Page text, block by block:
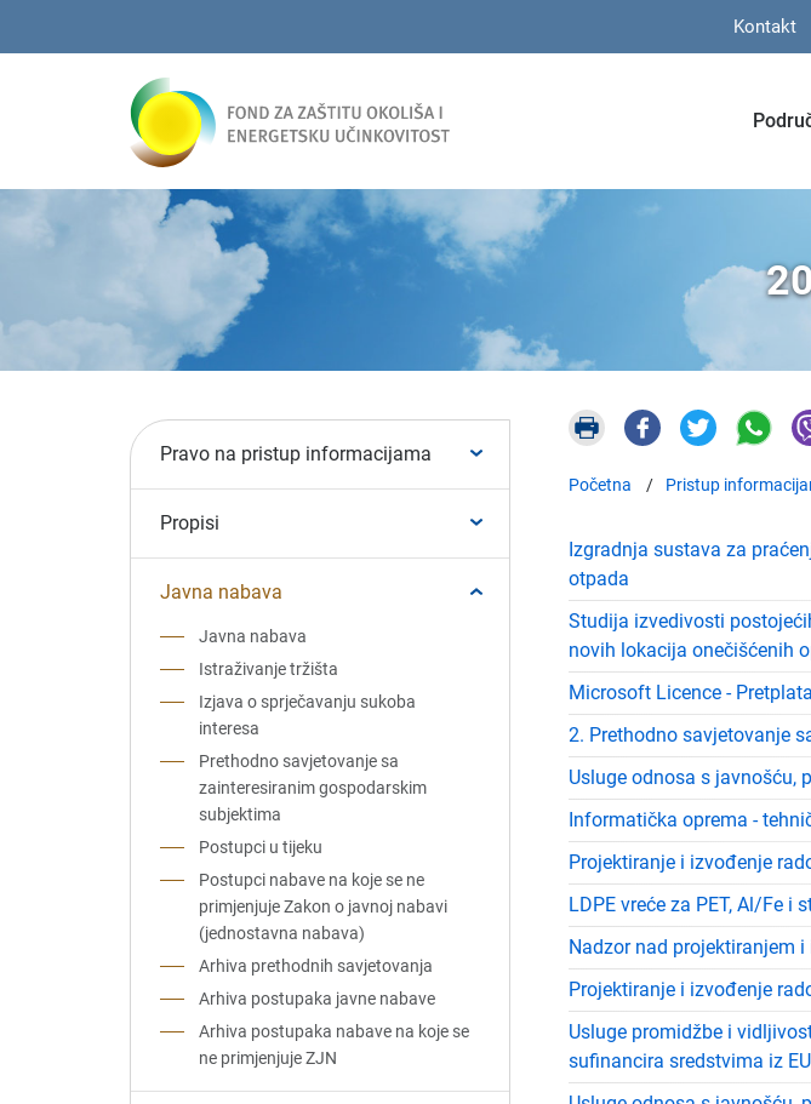
Kontakt
Pravo na pristup informacijama
Propisi
Javna nabava
Javna nabava
Istraživanje tržišta
Izjava o sprječavanju sukoba
interesa
Prethodno savjetovanje sa
zainteresiranim gospodarskim
subjektima
Postupci u tijeku
Postupci nabave na koje se ne
primjenjuje Zakon o javnoj nabavi
(jednostavna nabava)
Arhiva prethodnih savjetovanja
Arhiva postupaka javne nabave
Arhiva postupaka nabave na koje se
ne primjenjuje ZJN
Početna Pristup
Izgradnja sustava za
otpada
Studija izvedivosti
novih lokacija onečišćenih
Microsoft Licence -
2. Prethodno savjetovanje
Usluge odnosa s javnošću,
Informatička oprema -
Projektiranje i izvođenje
LDPE vreće za PET, Al/Fe i
Nadzor nad projektiranjem
Projektiranje i izvođenje
Usluge promidžbe i
sufinancira sredstvima iz